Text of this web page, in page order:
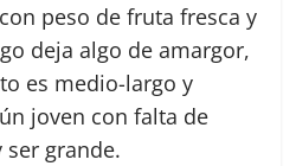
peso de fruta fresca y
deja algo de amargor,
es medio-largo y
joven con falta de
grande.